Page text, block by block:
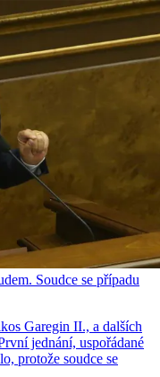
Soudce se případu
Garegin II., a dalších
jednání, uspořádané
protože soudce se